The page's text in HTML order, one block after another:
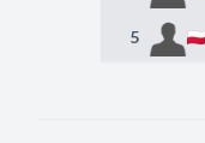
5